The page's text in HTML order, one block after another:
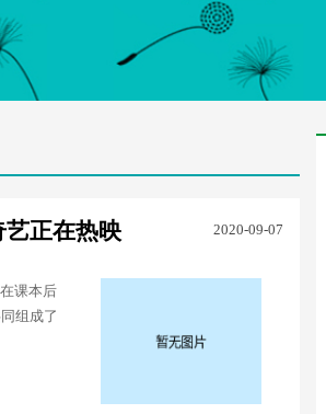
艺正在热映 2020-09-07
课本后
组成了